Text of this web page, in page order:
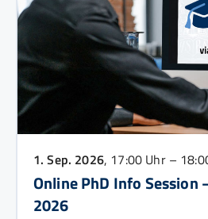
1. Sep. 2026, 17:00 Uhr –
Online PhD Info Session
2026